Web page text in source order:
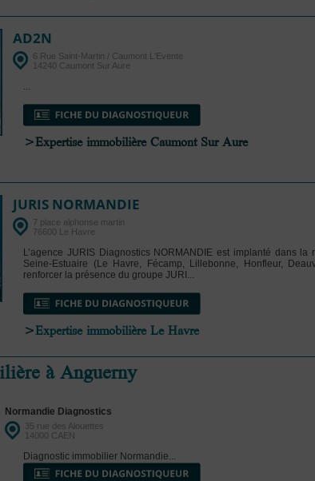
AD2N
6 Rue Saint-Martin / Caumont L'Evente
14240 Caumont Sur Aure
...
>Expertise immobilière Caumont Sur Aure
JURIS NORMANDIE
7 place alphonse martin
76600 Le Havre
L’agence JURIS Diagnostics NORMANDIE est implanté dans la
Seine-Estuaire (Le Havre, Fécamp, Lillebonne, Honfleur,
renforcer la présence du groupe JURI...
>Expertise immobilière Le Havre
à Anguerny
Normandie Diagnostics
35 rue des Alouettes
14000 CAEN
Diagnostic immobilier Normandie...